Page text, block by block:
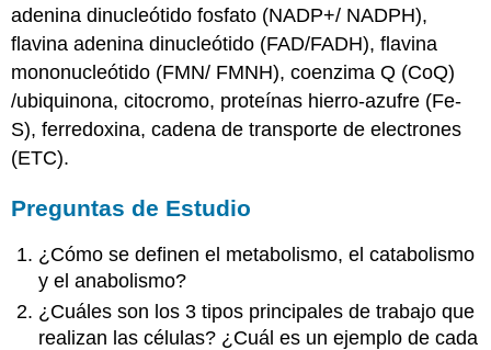
adenina dinucleótido fosfato (NADP+/ NADPH),
flavina adenina dinucleótido (FAD/FADH), flavina
mononucleótido (FMN/ FMNH), coenzima Q (CoQ)
/ubiquinona, citocromo, proteínas hierro-azufre (Fe-
S), ferredoxina, cadena de transporte de electrones
(ETC).
Preguntas de Estudio
¿Cómo se definen el metabolismo, el catabolismo
y el anabolismo?
¿Cuáles son los 3 tipos principales de trabajo que
realizan las células? ¿Cuál es un ejemplo de cada